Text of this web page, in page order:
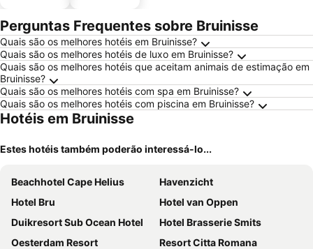
mento
Perguntas Frequentes sobre Bruinisse
Quais são os melhores hotéis em Bruinisse?
Quais são os melhores hotéis de luxo em Bruinisse?
Quais são os melhores hotéis que aceitam animais de estimação em
Bruinisse?
Quais são os melhores hotéis com spa em Bruinisse?
Quais são os melhores hotéis com piscina em Bruinisse?
Hotéis em Bruinisse
Estes hotéis também poderão interessá-lo...
Beachhotel Cape Helius
Havenzicht
Hotel Bru
Hotel van Oppen
Duikresort Sub Ocean Hotel
Hotel Brasserie Smits
Oesterdam Resort
Resort Citta Romana